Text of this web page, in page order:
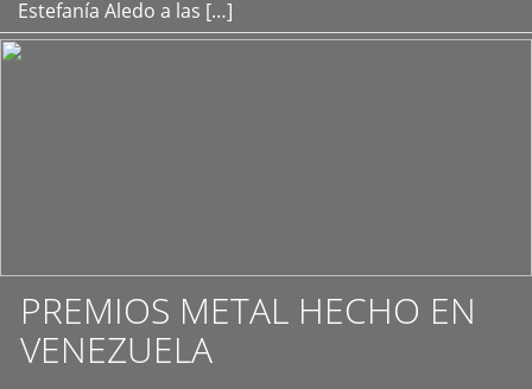
Estefanía Aledo a las […]
PREMIOS METAL HECHO EN
VENEZUELA